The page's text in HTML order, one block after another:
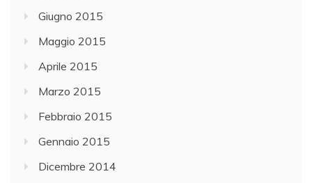
Giugno 2015
Maggio 2015
Aprile 2015
Marzo 2015
Febbraio 2015
Gennaio 2015
Dicembre 2014